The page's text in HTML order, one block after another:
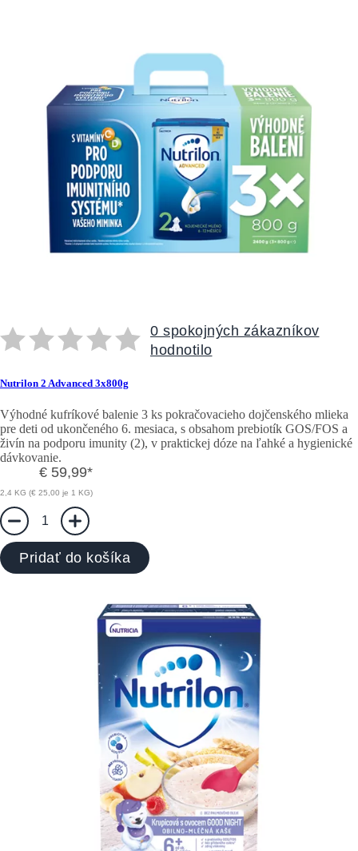
0 spokojných zákazníkov
hodnotilo
Nutrilon 2 Advanced 3x800g
Výhodné kufríkové balenie 3 ks pokračovacieho dojčenského mlieka
pre deti od ukončeného 6. mesiaca, s obsahom prebiotík GOS/FOS a
živín na podporu imunity (2), v praktickej dóze na ľahké a hygienické
dávkovanie.
€ 59,99*
2,4 KG (€ 25,00 je 1 KG)
1
Pridať do košíka